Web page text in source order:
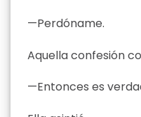
—Perdóname.
Aquella confesión
—Entonces es